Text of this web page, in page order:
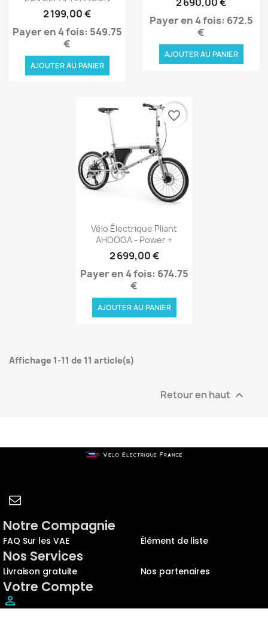
2 199,00 €
Payer en 4 fois: 549.75
€
AJOUTER AU PANIER
Payer en 4 fois: 672.5
€
AJOUTER AU PANIER
Aperçu rapide
Vélo Électrique Pliant
AHOOGA - Power +
2 699,00 €
Payer en 4 fois: 674.75
€
AJOUTER AU PANIER
favorite_border
Affichage 1-11 de 11 article(s)
Retour en haut 
Notre Compagnie
FAQ Sur les VAE Élément de liste
Nos Services
Livraison gratuite Nos partenaires
Votre Compte
